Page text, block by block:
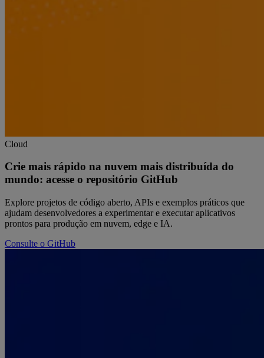
Cloud
Crie mais rápido na nuvem mais distribuída do
mundo: acesse o repositório GitHub
Explore projetos de código aberto, APIs e exemplos práticos que
ajudam desenvolvedores a experimentar e executar aplicativos
prontos para produção em nuvem, edge e IA.
Consulte o GitHub